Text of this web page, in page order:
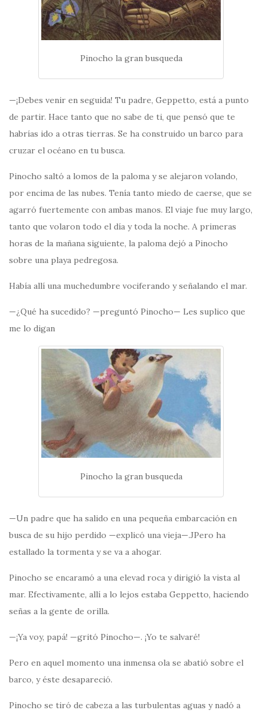
Pinocho la gran busqueda
—¡Debes venir en seguida! Tu padre, Geppetto, está a punto
de partir. Hace tanto que no sabe de ti, que pensó que te
habrías ido a otras tierras. Se ha construido un barco para
cruzar el océano en tu busca.
Pinocho saltó a lomos de la paloma y se alejaron volando,
por encima de las nubes. Tenía tanto miedo de caerse, que se
agarró fuertemente con ambas manos. El viaje fue muy largo,
tanto que volaron todo el día y toda la noche. A primeras
horas de la mañana siguiente, la paloma dejó a Pinocho
sobre una playa pedregosa.
Había allí una muchedumbre vociferando y señalando el mar.
—¿Qué ha sucedido? —preguntó Pinocho— Les suplico que
me lo digan
Pinocho la gran busqueda
—Un padre que ha salido en una pequeña embarcación en
busca de su hijo perdido —explicó una vieja—.JPero ha
estallado la tormenta y se va a ahogar.
Pinocho se encaramó a una elevad roca y dirigió la vista al
mar. Efectivamente, allí a lo lejos estaba Geppetto, haciendo
señas a la gente de orilla.
—¡Ya voy, papá! —gritó Pinocho—. ¡Yo te salvaré!
Pero en aquel momento una inmensa ola se abatió sobre el
barco, y éste desapareció.
Pinocho se tiró de cabeza a las turbulentas aguas y nadó a